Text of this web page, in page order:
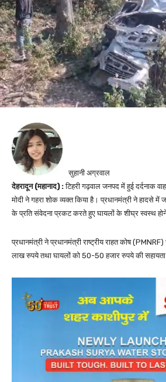
सुहानी अग्रवाल
देहरादून (महानाद) :टिहरी गढ़वाल जनपद में हुई दर्दनाक
मोदी ने गहरा शोक व्यक्त किया है। प्रधानमंत्री ने हादसे में
के प्रति संवेदना प्रकट करते हुए घायलों के शीघ्र स्वस्थ
प्रधानमंत्री ने प्रधानमंत्री राष्ट्रीय राहत कोष
लाख रुपये तथा घायलों को 50-50 हजार रुपये की सहायता